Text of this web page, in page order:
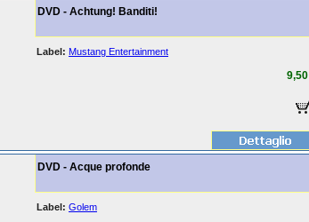
DVD - Achtung! Banditi!
Label: Mustang Entertainment
DVD - Acque profonde
Label: Golem